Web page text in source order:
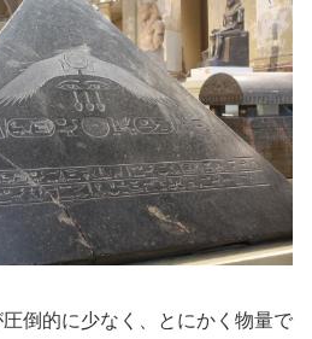
倒的に少なく、とにかく物量で